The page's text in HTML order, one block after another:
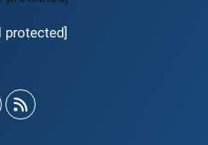
protected]